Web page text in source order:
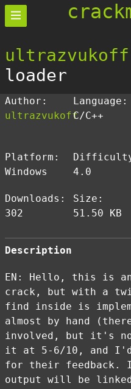
ultrazvukoff
loader
Author:
ultrazvukoff
Language:
C/C++
Platform:
Windows
4.0
Downloads:
302
Size:
51.50 KB
Description
EN: Hello, this is
crack, but with a
find inside is
almost by hand
involved, but it's
it at 5-6/10, and
for their feedback.
output will be